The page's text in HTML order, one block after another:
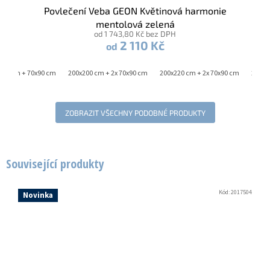
Související produkty
Novinka Kód:2017504
Povlečení Veba GEON Květinová harmonie
mentolová zelená
od 1 743,80 Kč bez DPH
od 2 110 Kč
cm + 70x90 cm 200x200 cm + 2x 70x90 cm 200x220 cm + 2x 70x90 cm
ZOBRAZIT VŠECHNY PODOBNÉ PRODUKTY